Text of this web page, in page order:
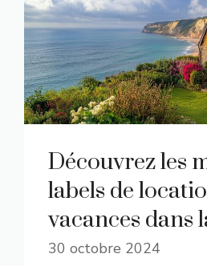
Découvrez les
labels de
vacances dans
30 octobre 2024